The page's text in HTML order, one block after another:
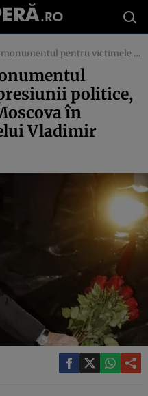
politice, recent dezvăluit la Moscova în prezenţa preşedintelui Vladimir Putin
politice,
în
Vladimir